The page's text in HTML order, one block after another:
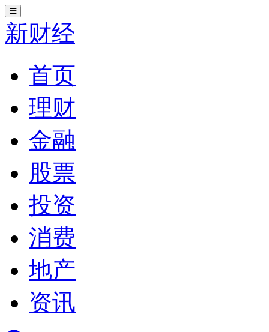
切
换
导
航
新财经
首页
理财
金融
股票
投资
消费
地产
资讯